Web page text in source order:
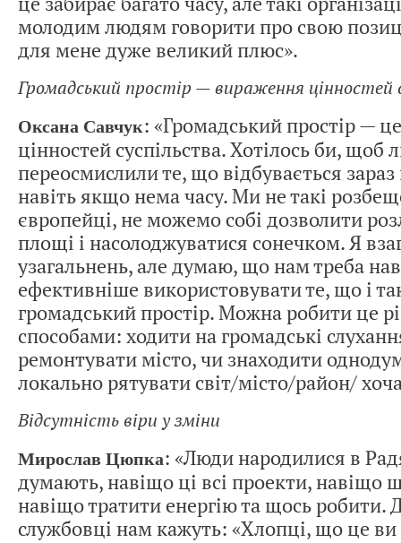
молодим людям говорити про свою
для мене дуже великий плюс».
Громадський простір — вираження цінностей
Оксана Савчук: «Громадський простір —
цінностей суспільства. Хотілось би, щоб
переосмислили те, що відбувається
навіть якщо нема часу. Ми не такі
європейці, не можемо собі дозволити
площі і насолоджуватися сонечком. Я
узагальнень, але думаю, що нам треба
ефективніше використовувати те, що і
громадський простір. Можна робити це
способами: ходити на громадські
ремонтувати місто, чи знаходити
локально рятувати світ/місто/район/
Відсутність віри у зміни
Мирослав Цюпка: «Люди народилися в
думають, навіщо ці всі проекти, навіщо
навіщо тратити енергію та щось робити.
службовці нам кажуть: «Хлопці, що це ви